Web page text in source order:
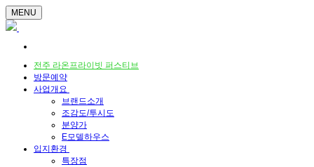
MENU
전주 라온프라이빗 퍼스티브
방문예약
사업개요
브랜드소개
조감도/투시도
분양가
E모델하우스
입지환경
특장점